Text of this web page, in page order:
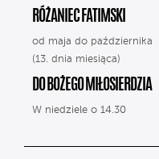
RÓŻANIEC FATIMSKI
od maja do października
(13. dnia miesiąca)
DO BOŻEGO MIŁOSIERDZIA
W niedziele o 14.30